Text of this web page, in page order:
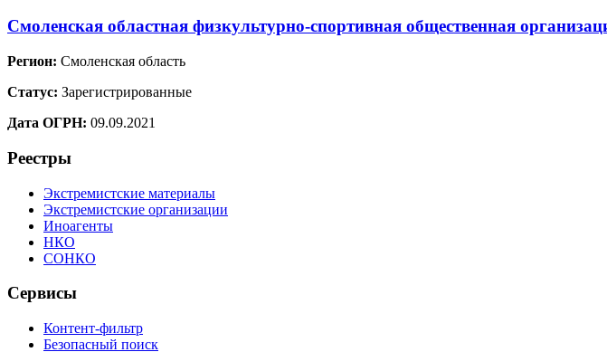
Смоленская областная физкультурно-спортивная общественная
Регион: Смоленская область
Статус: Зарегистрированные
Дата ОГРН: 09.09.2021
Реестры
Экстремистские материалы
Экстремистские организации
Иноагенты
НКО
СОНКО
Сервисы
Контент-фильтр
Безопасный поиск